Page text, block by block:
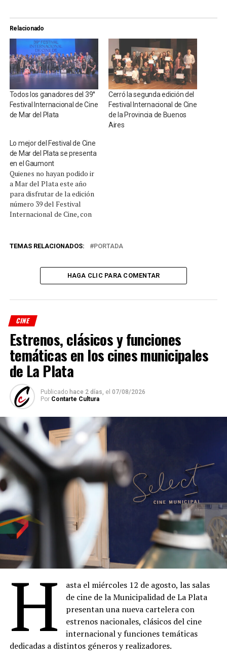
Relacionado
Todos los ganadores del 39°
Festival Internacional de Cine
de Mar del Plata
Cerró la segunda edición del
Festival Internacional de Cine
de la Provincia de Buenos
Aires
Lo mejor del Festival de Cine
de Mar del Plata se presenta
en el Gaumont
Quienes no hayan podido ir
a Mar del Plata este año
para disfrutar de la edición
número 39 del Festival
Internacional de Cine, con
1954, tendrán la
este jueves de ver en
Buenos Aires algunas de…
TEMAS RELACIONADOS: PORTADA
HAGA CLIC PARA COMENTAR
CINE
Estrenos, clásicos y funciones
temáticas en los cines municipales
de La Plata
Publicado hace 2 días, el 07/08/2026
Por Contarte Cultura
H
asta el miércoles 12 de agosto, las salas
de cine de la Municipalidad de La Plata
presentan una nueva cartelera con
estrenos nacionales, clásicos del cine
internacional y funciones temáticas
dedicadas a distintos géneros y realizadores.